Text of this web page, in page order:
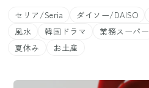
セリア/Seria ダイソー/DAISO
風水
韓国ドラマ 業務スーパー
夏休み
お土産